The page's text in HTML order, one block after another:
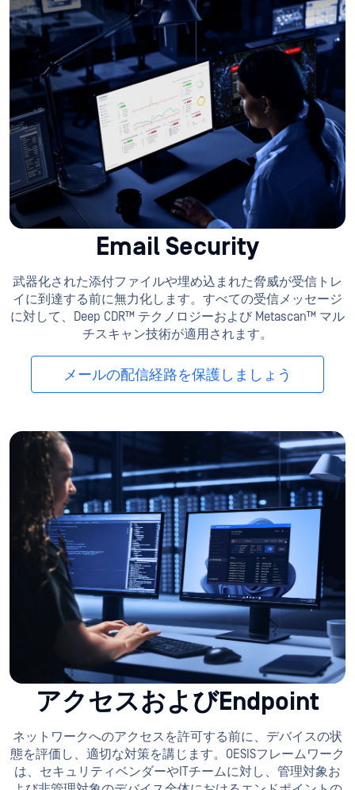
Email Security
武器化された添付ファイルや埋め込まれた脅威が受信トレ
イに到達する前に無力化します。すべての受信メッセージ
に対して、Deep CDR™ テクノロジーおよび Metascan™ マル
チスキャン技術が適用されます。
メールの配信経路を保護しましょう
アクセスおよびEndpoint
ネットワークへのアクセスを許可する前に、デバイスの状
態を評価し、適切な対策を講じます。OESISフレームワーク
は、セキュリティベンダーやITチームに対し、管理対象お